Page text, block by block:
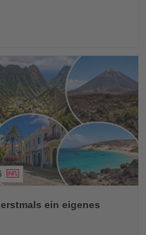
ein eigenes